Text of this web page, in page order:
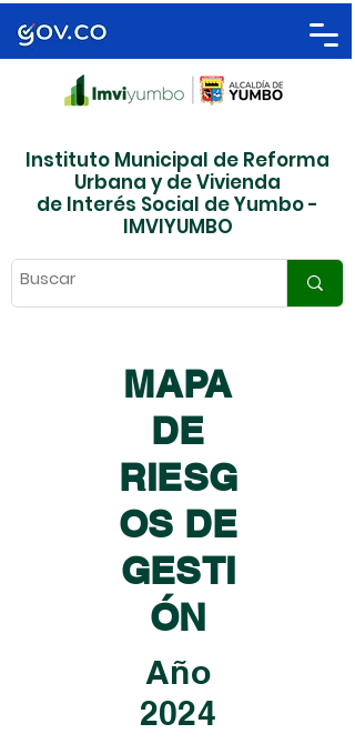
Instituto Municipal de Reforma
Urbana y de Vivienda
de Interés Social de Yumbo -
IMVIYUMBO
MAPA
DE
RIESG
OS DE
GESTI
ÓN
Año
2024